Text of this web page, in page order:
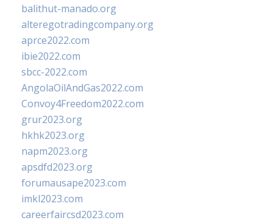
balithut-manado.org
alteregotradingcompany.org
aprce2022.com
ibie2022.com
sbcc-2022.com
AngolaOilAndGas2022.com
Convoy4Freedom2022.com
grur2023.org
hkhk2023.org
napm2023.org
apsdfd2023.org
forumausape2023.com
imkl2023.com
careerfaircsd2023.com